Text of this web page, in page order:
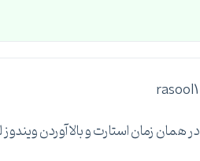
همان زمان استارت و بالا آوردن